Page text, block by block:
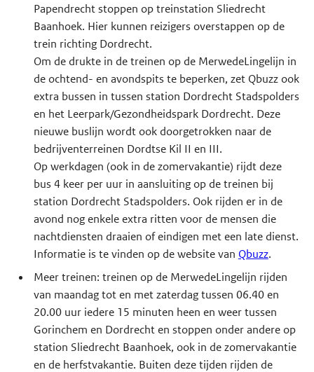
Papendrecht stoppen op treinstation Sliedrecht
Baanhoek. Hier kunnen reizigers overstappen op de
trein richting Dordrecht.
Om de drukte in de treinen op de MerwedeLingelijn in
de ochtend- en avondspits te beperken, zet Qbuzz ook
extra bussen in tussen station Dordrecht Stadspolders
en het Leerpark/Gezondheidspark Dordrecht. Deze
nieuwe buslijn wordt ook doorgetrokken naar de
bedrijventerreinen Dordtse Kil II en III.
Op werkdagen (ook in de zomervakantie) rijdt deze
bus 4 keer per uur in aansluiting op de treinen bij
station Dordrecht Stadspolders. Ook rijden er in de
avond nog enkele extra ritten voor de mensen die
nachtdiensten draaien of eindigen met een late dienst.
Informatie is te vinden op de website van Qbuzz.
Meer treinen: treinen op de MerwedeLingelijn rijden
van maandag tot en met zaterdag tussen 06.40 en
20.00 uur iedere 15 minuten heen en weer tussen
Gorinchem en Dordrecht en stoppen onder andere op
station Sliedrecht Baanhoek, ook in de zomervakantie
en de herfstvakantie. Buiten deze tijden rijden de